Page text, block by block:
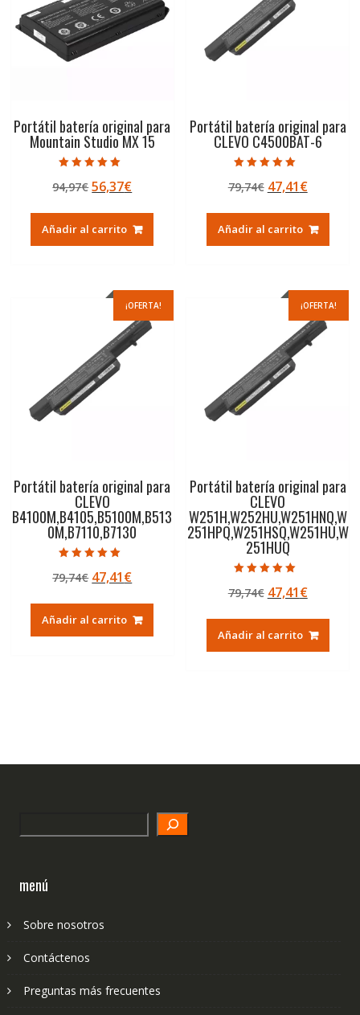
Portátil batería original para
Mountain Studio MX 15
5.00
de 5
94,97€El
original
era:
56,37€El
actual
es:
Añadir al carrito
Portátil batería original para
CLEVO C4500BAT-6
5.00
de 5
79,74€ El
original
era:
47,41€El
actual
es:
Añadir al carrito
¡OFERTA!
Portátil batería original para
CLEVO
B4100M,B4105,B5100M,B513
0M,B7110,B7130
5.00
de 5
79,74€ El
original
era:
47,41€El
actual
es:
Añadir al carrito
¡OFERTA!
Portátil batería original para
CLEVO
W251H,W252HU,W251HNQ,W
251HPQ,W251HSQ,W251HU,W
251HUQ
5.00
de 5
79,74€ El
original
era:
47,41€El
actual
es:
Añadir al carrito
menú
Sobre nosotros
Contáctenos
Preguntas más frecuentes